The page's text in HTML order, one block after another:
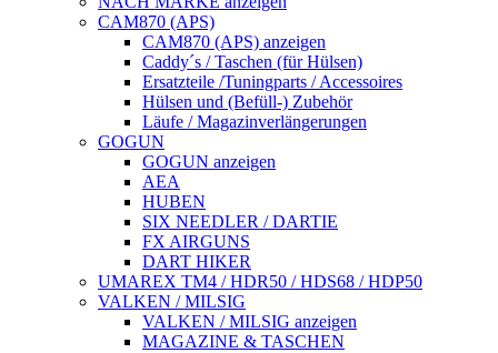
CAM870 (APS)
CAM870 (APS) anzeigen
Caddy´s / Taschen (für Hülsen)
Ersatzteile /Tuningparts / Accessoires
Hülsen und (Befüll-) Zubehör
Läufe / Magazinverlängerungen
GOGUN
GOGUN anzeigen
AEA
HUBEN
SIX NEEDLER / DARTIE
FX AIRGUNS
DART HIKER
UMAREX TM4 / HDR50 / HDS68 / HDP50
VALKEN / MILSIG
VALKEN / MILSIG anzeigen
MAGAZINE & TASCHEN